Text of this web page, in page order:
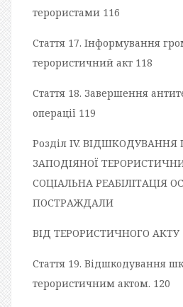
терористами 116
Стаття 17. Інформування
терористичний акт 118
Стаття 18. Завершення
операції 119
Розділ IV.
ЗАПОДІЯНОЇ
СОЦІАЛЬНА РЕАБІЛІТАЦІЯ
ПОСТРАЖДАЛИ
ВІД ТЕРОРИСТИЧНОГО АКТУ
Стаття 19. Відшкодування
терористичним актом. 120